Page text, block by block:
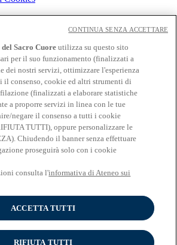
Sacro Cuore utilizza su questo sito
per il suo funzionamento (finalizzati a
dei nostri servizi, ottimizzare l'esperienza
il consenso, cookie ed altri strumenti di
(finalizzati a elaborare statistiche
a proporre servizi in linea con le tue
negare il consenso a tutti i cookie
TUTTI), oppure personalizzare le
Chiudendo il banner senza effettuare
proseguirà solo con i cookie
consulta l'informativa di Ateneo sui
ACCETTA TUTTI
RIFIUTA TUTTI
CONTINUA SENZA ACCETTARE